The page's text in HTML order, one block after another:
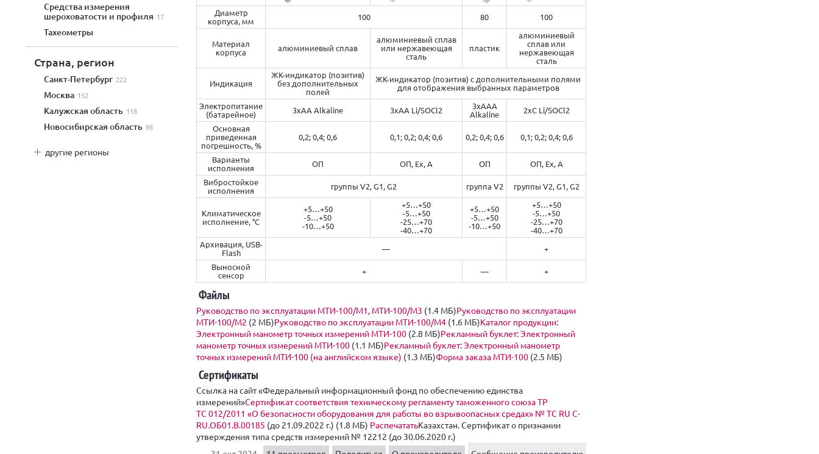
средства измерения
шероховатости и профиля 17
тахеометры
Страна, регион
Санкт-Петербург 222
Москва 152
Калужская область 118
Новосибирская область 98
другие регионы
Диаметр
корпуса, мм
100 80 100
Материал
корпуса
алюминиевый сплав
алюминиевый сплав
или нержавеющая
сталь
пластик
алюминиевый
сплав или
нержавеющая
сталь
Индикация
ЖК-индикатор (позитив)
без дополнительных
полей
ЖК-индикатор (позитив) с дополнительными полями
для отображения выбранных параметров
Электропитание
(батарейное)
3xАА Alkaline 3xАА Li/SOCl2
3xAАА
Alkaline
2xС Li/SOCl2
Основная
приведенная
погрешность, %
0,2; 0,4; 0,6 0,1; 0,2; 0,4; 0,6 0,2; 0,4; 0,6 0,1; 0,2; 0,4; 0,6
Варианты
исполнения
ОП ОП, Ех, А ОП
ОП, Ех, А
Вибростойкое
исполнения
группы V2, G1, G2 группа V2 группы V2, G1, G2
Климатическое
исполнение, °C
+5…+50
-5…+50
-10…+50
+5…+50
-5…+50
-25…+70
-40…+70
+5…+50
-5…+50
-10…+50
+5…+50
-5…+50
-25…+70
-40…+70
Архивация, USB-
Flash
—
+
Выносной
сенсор
+ — +
Файлы
Руководство по эксплуатации МТИ-100/М1, МТИ-100/М3 (1.4 MБ)Руководство по эксплуатации
МТИ-100/М2 (2 MБ)Руководство по эксплуатации МТИ-100/М4 (1.6 MБ)Каталог продукции:
Электронный манометр точных измерений МТИ-100 (2.8 MБ)Рекламный буклет: Электронный
манометр точных измерений МТИ-100 (1.1 MБ)Рекламный буклет: Электронный манометр
точных измерений МТИ-100 (на английском языке) (1.3 MБ)Форма заказа МТИ-100 (2.5 MБ)
Сертификаты
Ссылка на сайт «Федеральный информационный фонд по обеспечению единства
измерений»Сертификат соответствия техническому регламенту таможенного союза ТР
ТС 012/2011 «О безопасности оборудования для работы во взрывоопасных средах» № TC RU C-
RU.ОБ01.В.00185 (до 21.09.2022 г.) (1.8 MБ) РаспечататьКазахстан. Сертификат о признании
утверждения типа средств измерений № 12212 (до 30.06.2020 г.)